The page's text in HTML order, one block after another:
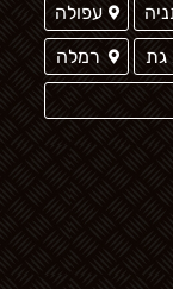
עפולה
גת
רמלה